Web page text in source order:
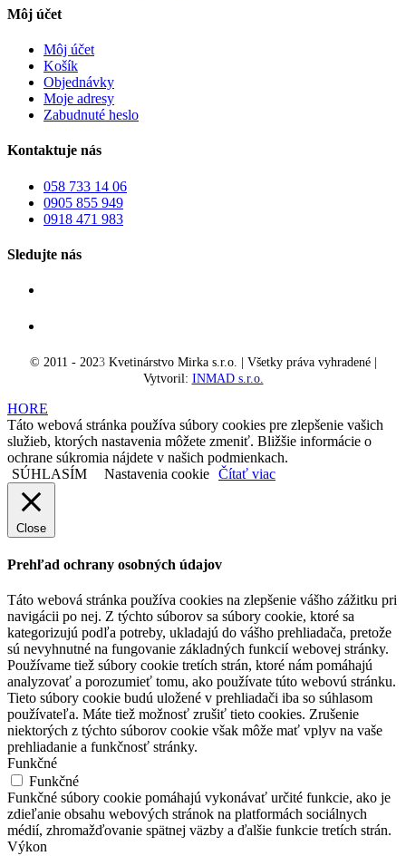
Môj účet
Môj účet
Košík
Objednávky
Moje adresy
Zabudnuté heslo
Kontaktuje nás
058 733 14 06
0905 855 949
0918 471 983
Sledujte nás
© 2011 - 2023Kvetinárstvo Mirka s.r.o. | Všetky práva vyhradené |
Vytvoril: INMAD s.r.o.
HORE
Táto webová stránka používa súbory cookies pre zlepšenie vašich
služieb, ktorých nastavenia môžete zmeniť. Bližšie informácie o
ochrane súkromia nájdete v našich podmienkach.
SÚHLASÍM
Nastavenia cookie Čítať viac
Close
Prehľad ochrany osobných údajov
Táto webová stránka používa cookies na zlepšenie vášho zážitku pri
navigácii po nej. Z týchto súborov sa súbory cookie, ktoré sa
kategorizujú podľa potreby, ukladajú do vášho prehliadača, pretože
sú nevyhnutné na fungovanie základných funkcií webovej stránky.
Používame tiež súbory cookie tretích strán, ktoré nám pomáhajú
analyzovať a porozumieť tomu, ako používate túto webovú stránku.
Tieto súbory cookie budú uložené v prehliadači iba so súhlasom
používateľa. Máte tiež možnosť zrušiť tieto cookies. Zrušenie
niektorých z týchto súborov cookie však môže mať vplyv na vaše
prehliadanie a funkčnosť stránky.
Funkčné
Funkčné
Funkčné súbory cookie pomáhajú vykonávať určité funkcie, ako je
zdieľanie obsahu webových stránok na platformách sociálnych
médií, zhromažďovanie spätnej väzby a ďalšie funkcie tretích strán.
Výkon